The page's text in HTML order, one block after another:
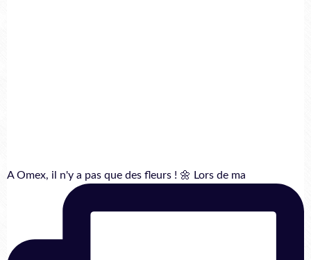
A Omex, il n'y a pas que des fleurs ! 🌼 Lors de ma